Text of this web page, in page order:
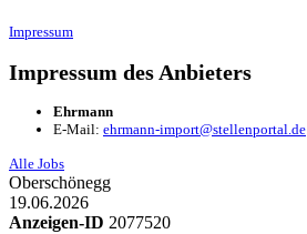
Impressum
Impressum des Anbieters
Ehrmann
E-Mail: ehrmann-import@stellenportal.de
Alle Jobs
Oberschönegg
19.06.2026
Anzeigen-ID 2077520